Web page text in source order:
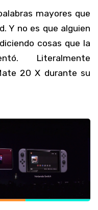
mayores que
Y no es que alguien
cosas que la
Literalmente
20 X durante su